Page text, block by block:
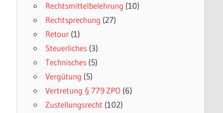
Rechtsmittelbelehrung (10)
Rechtsprechung (27)
Retour(1)
Steuerliches(3)
Technisches(5)
Vergütung (5)
Vertretung § 779 ZPO(6)
Zustellungsrecht (102)